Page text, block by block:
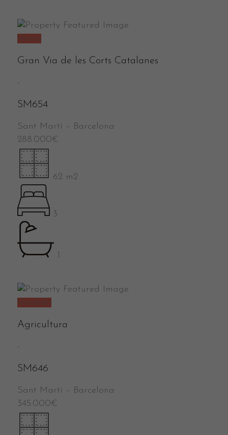
Venta
Gran Via de les Corts Catalanes
-
SM654
Sant Martí – Barcelona
288.000€
62 m2
3
1
Vendido
Agricultura
-
SM646
Sant Martí – Barcelona
345.000€